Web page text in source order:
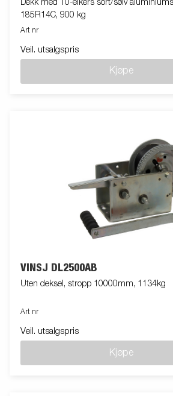
Dekk med 10-eikers sort/sølv
185R14C, 900 kg
Art nr
Veil. utsalgspris
Kjøpe
VINSJ DL2500AB
Uten deksel, stropp 10000mm, 1134kg
Art nr
Veil. utsalgspris
Kjøpe